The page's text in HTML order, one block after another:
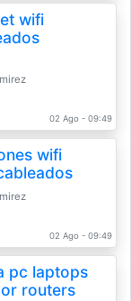
wifi
02 Ago - 09:49
wifi
02 Ago - 09:49
pc laptops
routers